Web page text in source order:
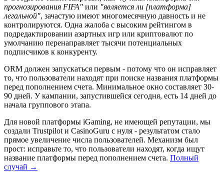
прогнозирования FIFA" или "является ли [платформа]
легальной", зачастую имеют многомесячную давность и не
контролируются. Одна жалоба с высоким рейтингом в
подредактировании азартных игр или криптовалют по
умолчанию перенаправляет тысячи потенциальных
подписчиков к конкуренту.
ORM должен запускаться первым - потому что он исправляет
то, что пользователи находят при поиске названия платформы
перед пополнением счета. Минимальное окно составляет 30-
90 дней. У кампании, запустившейся сегодня, есть 14 дней до
начала группового этапа.
Для новой платформы iGaming, не имеющей репутации, мы
создали Trustpilot и CasinoGuru с нуля - результатом стало
прямое увеличение числа пользователей. Механизм был
прост: исправьте то, что пользователи находят, когда ищут
название платформы перед пополнением счета. Полный
случай →